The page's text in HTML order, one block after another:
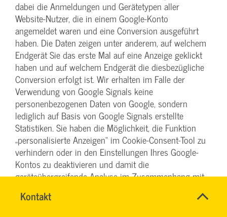
Kontakt
IHR
Name*
dabei die Anmeldungen und Gerätetypen aller
Website-Nutzer, die in einem Google-Konto
angemeldet waren und eine Conversion ausgeführt
haben. Die Daten zeigen unter anderem, auf welchem
Endgerät Sie das erste Mal auf eine Anzeige geklickt
haben und auf welchem Endgerät die diesbezügliche
Conversion erfolgt ist. Wir erhalten im Falle der
Verwendung von Google Signals keine
personenbezogenen Daten von Google, sondern
lediglich auf Basis von Google Signals erstellte
Statistiken. Sie haben die Möglichkeit, die Funktion
„personalisierte Anzeigen“ im Cookie-Consent-Tool zu
verhindern oder in den Einstellungen Ihres Google-
Kontos zu deaktivieren und damit die
geräteübergreifende Analyse im Zusammenhang mit
Hinweisen auf der nachfolgenden Seite: